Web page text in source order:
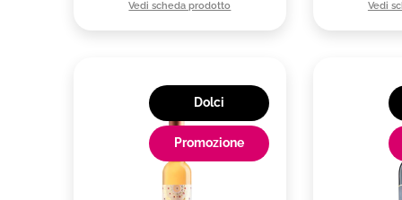
Vedi scheda prodotto Vedi
Dolci
Promozione